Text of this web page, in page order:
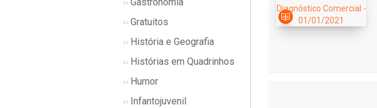
Gratuitos
História e Geografia
Histórias em Quadrinhos
Humor
Infantojuvenil